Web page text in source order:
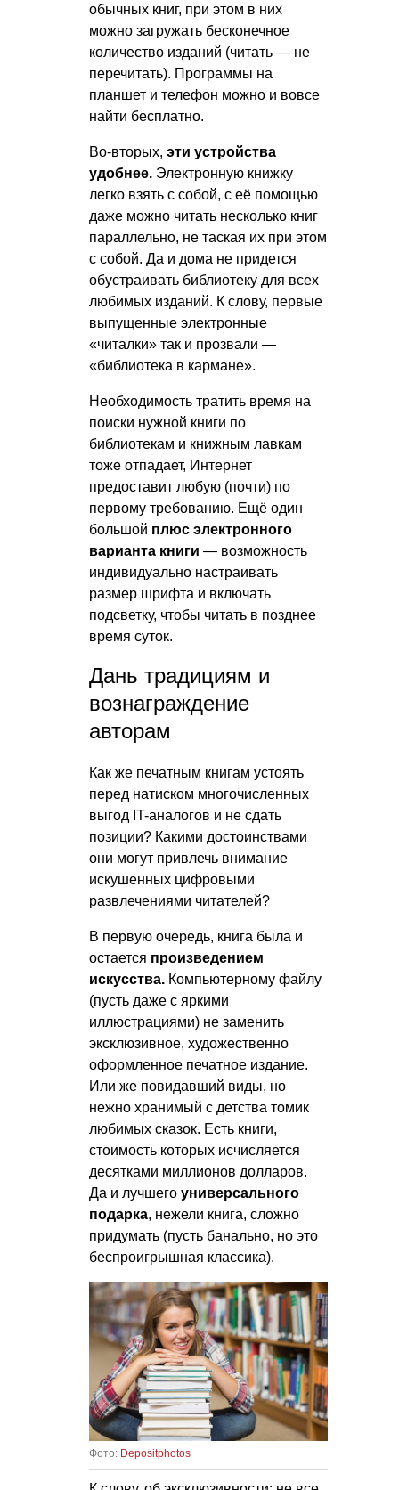
обычных книг, при этом в них
можно загружать бесконечное
количество изданий (читать — не
перечитать). Программы на
планшет и телефон можно и вовсе
найти бесплатно.
Во-вторых, эти устройства
удобнее. Электронную книжку
легко взять с собой, с её помощью
даже можно читать несколько книг
параллельно, не таская их при этом
с собой. Да и дома не придется
обустраивать библиотеку для всех
любимых изданий. К слову, первые
выпущенные электронные
«читалки» так и прозвали —
«библиотека в кармане».
Необходимость тратить время на
поиски нужной книги по
библиотекам и книжным лавкам
тоже отпадает, Интернет
предоставит любую (почти) по
первому требованию. Ещё один
большой плюс электронного
варианта книги — возможность
индивидуально настраивать
размер шрифта и включать
подсветку, чтобы читать в позднее
время суток.
Дань традициям и
вознаграждение
авторам
Как же печатным книгам устоять
перед натиском многочисленных
выгод IT-аналогов и не сдать
позиции? Какими достоинствами
они могут привлечь внимание
искушенных цифровыми
развлечениями читателей?
В первую очередь, книга была и
остается произведением
искусства. Компьютерному файлу
(пусть даже с яркими
иллюстрациями) не заменить
эксклюзивное, художественно
оформленное печатное издание.
Или же повидавший виды, но
нежно хранимый с детства томик
любимых сказок. Есть книги,
стоимость которых исчисляется
десятками миллионов долларов.
Да и лучшего универсального
подарка, нежели книга, сложно
придумать (пусть банально, но это
беспроигрышная классика).
Фото: Depositphotos